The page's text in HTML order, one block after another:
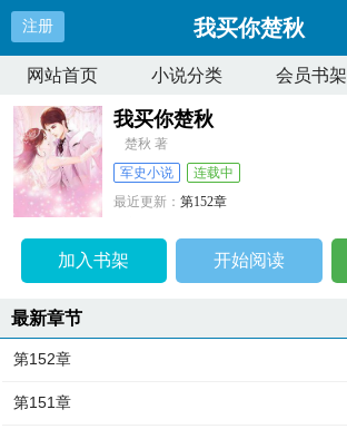
注册 我买你楚秋
网站首页 小说分类 会员书架
我买你楚秋
楚秋 著
军史小说
连载中
最近更新：第152章
加入书架 开始阅读
最新章节
第152章
第151章